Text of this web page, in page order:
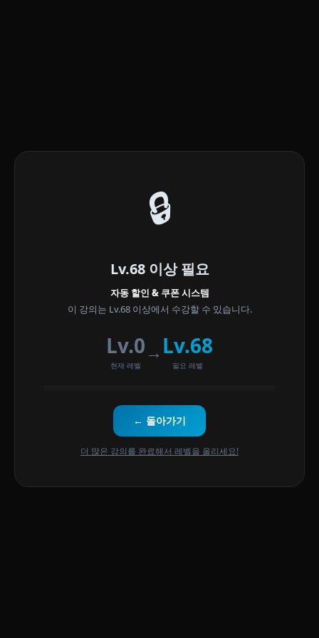
🔒
Lv.68 이상 필요
자동 할인 & 쿠폰 시스템
이 강의는 Lv.68 이상에서 수강할 수 있습니다.
Lv.0
현재 레벨
→ Lv.68
필요 레벨
← 돌아가기
더 많은 강의를 완료해서 레벨을 올리세요!